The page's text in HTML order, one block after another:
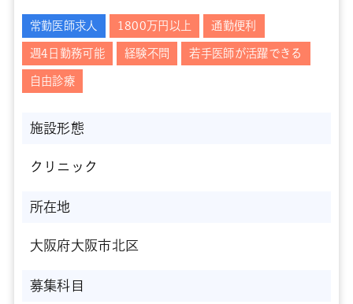
常勤医師求人 1800万円以上 通勤便利
週4日勤務可能 経験不問 若手医師が活躍できる
自由診療
施設形態
クリニック
所在地
大阪府大阪市北区
募集科目